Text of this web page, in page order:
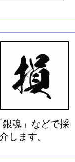
魂」などで採
します。